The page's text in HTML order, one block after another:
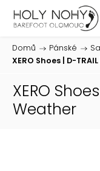
Domů / Pánské /
XERO Shoes | D-
XERO
Weather